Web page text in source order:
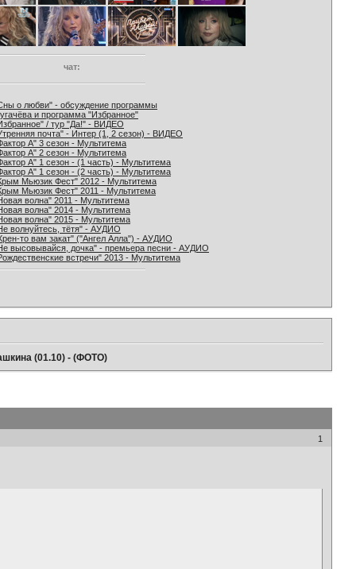
чат:
о любви" - обсуждение программы
и программа "Избранное"
/ тур "Да!" - ВИДЕО
почта" - Интер (1, 2 сезон) - ВИДЕО
А" 3 сезон - Мультитема
А" 2 сезон - Мультитема
А" 1 сезон - (1 часть) - Мультитема
А" 1 сезон - (2 часть) - Мультитема
Мьюзик Фест" 2012 - Мультитема
Мьюзик Фест" 2011 - Мультитема
волна" 2011 - Мультитема
волна" 2014 - Мультитема
волна" 2015 - Мультитема
волнуйтесь, тётя" - АУДИО
то вам закат" ("Ангел Алла") - АУДИО
высовывайся, дочка" - премьера песни - АУДИО
встречи" 2013 - Мультитема
(01.10) - (ФОТО)
1